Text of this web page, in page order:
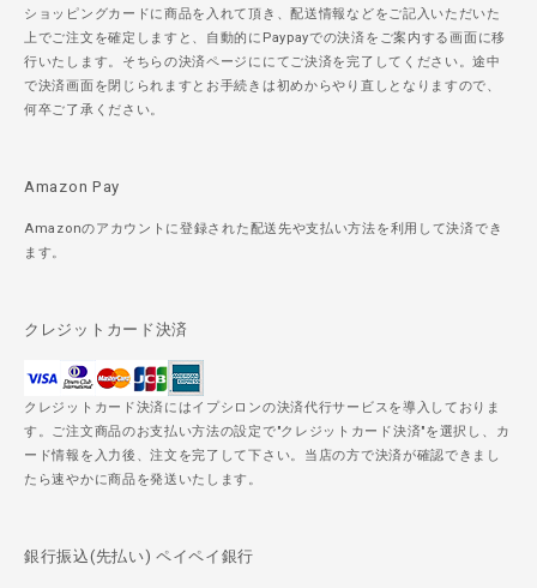
ショッピングカードに商品を入れて頂き、配送情報などをご記入いただいた
上でご注文を確定しますと、自動的にPaypayでの決済をご案内する画面に移
行いたします。そちらの決済ページににてご決済を完了してください。途中
で決済画面を閉じられますとお手続きは初めからやり直しとなりますので、
何卒ご了承ください。
Amazon Pay
Amazonのアカウントに登録された配送先や支払い方法を利用して決済でき
ます。
クレジットカード決済
クレジットカード決済にはイプシロンの決済代行サービスを導入しておりま
す。ご注文商品のお支払い方法の設定で"クレジットカード決済"を選択し、カ
ード情報を入力後、注文を完了して下さい。当店の方で決済が確認できまし
たら速やかに商品を発送いたします。
銀行振込(先払い) ペイペイ銀行